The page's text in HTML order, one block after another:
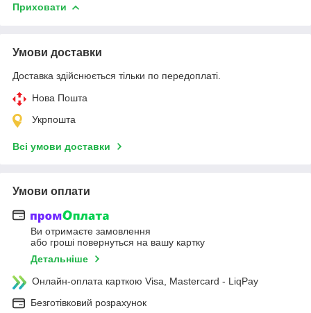
Приховати
Умови доставки
Доставка здійснюється тільки по передоплаті.
Нова Пошта
Укрпошта
Всі умови доставки
Умови оплати
Ви отримаєте замовлення
або гроші повернуться на вашу картку
Детальніше
Онлайн-оплата карткою Visa, Mastercard - LiqPay
Безготівковий розрахунок